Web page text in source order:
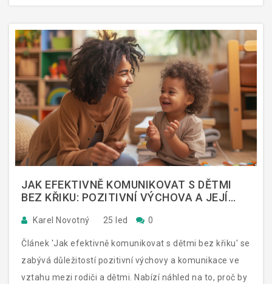
blízkých.
JAK EFEKTIVNĚ KOMUNIKOVAT S DĚTMI
BEZ KŘIKU: POZITIVNÍ VÝCHOVA A JEJÍ
Karel Novotný 25 led 0
Článek 'Jak efektivně komunikovat s dětmi bez křiku' se
zabývá důležitostí pozitivní výchovy a komunikace ve
vztahu mezi rodiči a dětmi. Nabízí náhled na to, proč by